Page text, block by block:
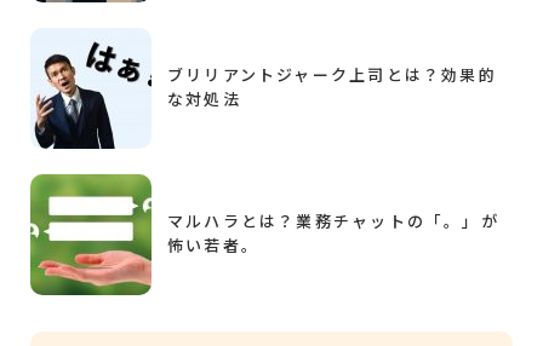
ブリリアントジャーク上司とは？効果的
な対処法
マルハラとは？業務チャットの「。」が
怖い若者。